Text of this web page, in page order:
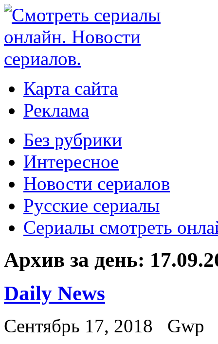
Карта сайта
Реклама
Без рубрики
Интересное
Новости сериалов
Русские сериалы
Сериалы смотреть
Архив за день:
Daily News
Сентябрь 17, 2018
Gwp